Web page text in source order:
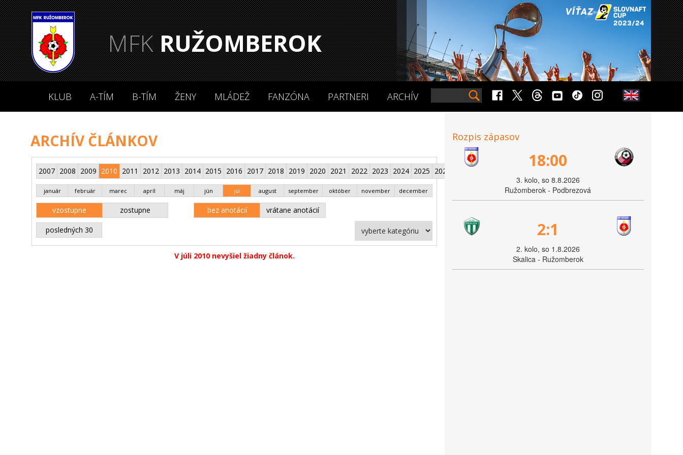
MFKRUŽOMBEROK
KLUB A-TÍM B-TÍM ŽENY MLÁDEŽ FANZÓNA PARTNERI ARCHÍV
ARCHÍV ČLÁNKOV
2007 2008 2009 2010 2011 2012 2013 2014 2015 2016 2017 2018 2019 2020 2021 2022 2023 2024 2025 2026
január február marec apríl máj jún júl august september október november december
vzostupne zostupne bez anotácií vrátane anotácií
posledných 30
V júli 2010 nevyšiel žiadny článok.
Rozpis zápasov
18:00
3. kolo, so 8.8.2026
Ružomberok - Podbrezová
2:1
2. kolo, so 1.8.2026
Skalica - Ružomberok